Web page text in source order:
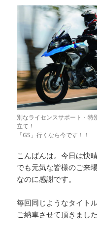
別なライセンスサポート・特
立て！
「GS」行くなら今です！！
こんばんは。今日は快
でも元気な皆様のご来
なのに感謝です。
毎回同じようなタイト
ご納車させて頂きまし